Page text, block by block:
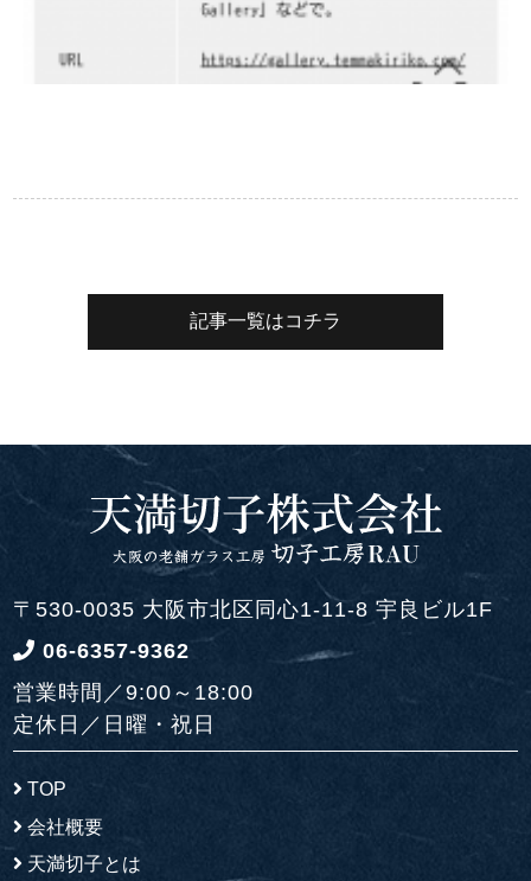
記事一覧はコチラ
〒530-0035 大阪市北区同心1-11-8 宇良ビル1F
06-6357-9362
営業時間／9:00～18:00
定休日／日曜・祝日
TOP
会社概要
天満切子とは